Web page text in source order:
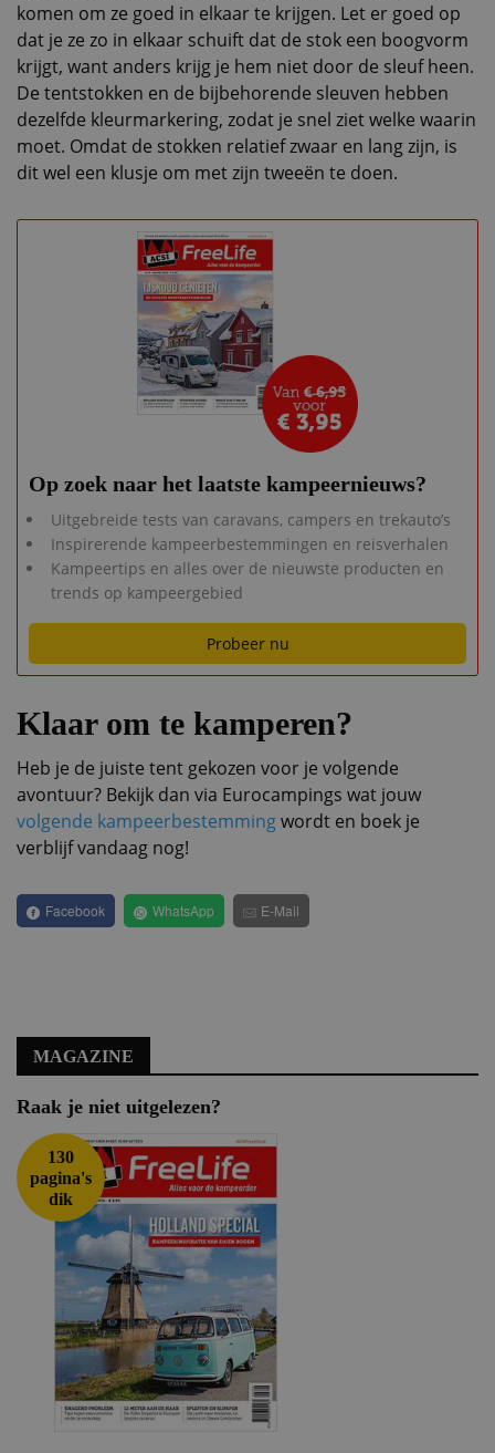
komen om ze goed in elkaar te krijgen. Let er goed op
dat je ze zo in elkaar schuift dat de stok een boogvorm
krijgt, want anders krijg je hem niet door de sleuf heen.
De tentstokken en de bijbehorende sleuven hebben
dezelfde kleurmarkering, zodat je snel ziet welke waarin
moet. Omdat de stokken relatief zwaar en lang zijn, is
dit wel een klusje om met zijn tweeën te doen.
Op zoek naar het laatste kampeernieuws?
Uitgebreide tests van caravans, campers en trekauto’s
Inspirerende kampeerbestemmingen en reisverhalen
Kampeertips en alles over de nieuwste producten en
trends op kampeergebied
Probeer nu
Klaar om te kamperen?
Heb je de juiste tent gekozen voor je volgende
avontuur? Bekijk dan via Eurocampings wat jouw
volgende kampeerbestemmingwordt en boek je
verblijf vandaag nog!
Facebook WhatsApp E-Mail
MAGAZINE
Raak je niet uitgelezen?
130
pagina's
dik